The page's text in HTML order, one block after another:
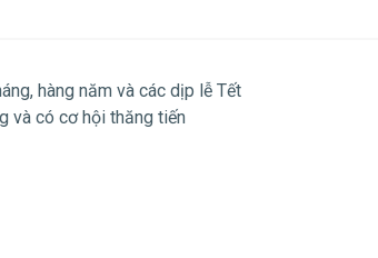
hàng năm và các dịp lễ Tết
và có cơ hội thăng tiến